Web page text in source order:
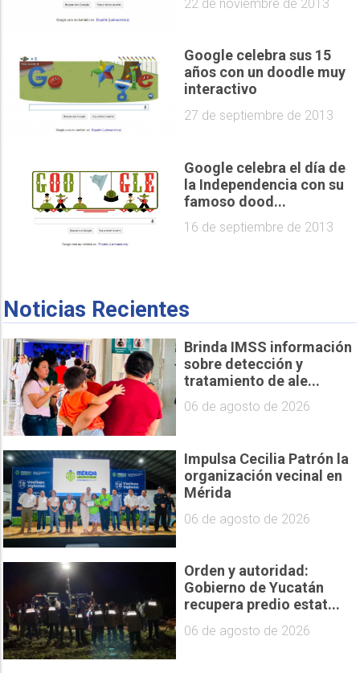
22 de noviembre de 2013
Google celebra sus 15
años con un doodle muy
interactivo
27 de septiembre de 2013
Google celebra el día de
la Independencia con su
famoso dood...
16 de septiembre de 2013
Noticias Recientes
Brinda IMSS información
sobre detección y
tratamiento de ale...
06 de agosto de 2026
Impulsa Cecilia Patrón la
organización vecinal en
Mérida
06 de agosto de 2026
Orden y autoridad:
Gobierno de Yucatán
recupera predio estat...
06 de agosto de 2026